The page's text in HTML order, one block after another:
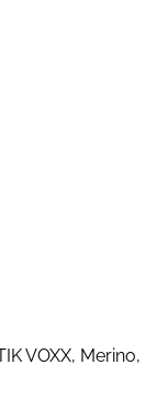
VOXX, Merino,